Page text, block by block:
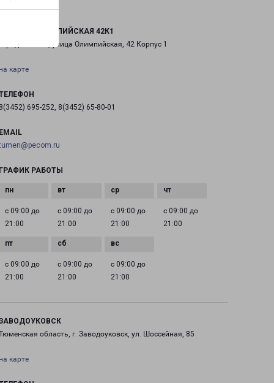
ОЛИМПИЙСКАЯ 42К1
Тюмень, улица Олимпийская, 42 Корпус 1
карте
695-252, 8(3452) 65-80-01
РАБОТЫ
с 09:00 до
21:00
с 09:00 до
21:00
с 09:00 до
21:00
с 09:00 до
21:00
с 09:00 до
21:00
с 09:00 до
21:00
с 09:00 до
21:00
область, г. Заводоуковск, ул. Шоссейная, 85
карте